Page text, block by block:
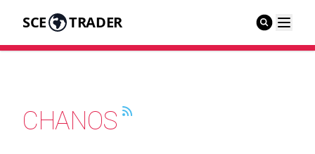
SCE TRADER
CHANOS